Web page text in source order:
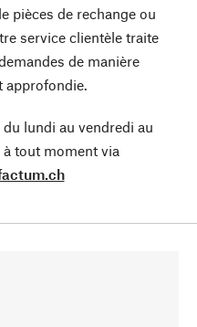
pièces de rechange ou
service clientèle traite
de manière
approfondie.
lundi au vendredi au
tout moment via